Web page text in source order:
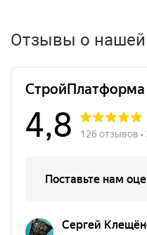
вашему дому уникальный
нескольких этапов,
составы, щелочестойкую
Сначала на
теплоизоляционные
темная полоска на
высыхания клея плиты
можно колеровать или
Отзывы о нашей